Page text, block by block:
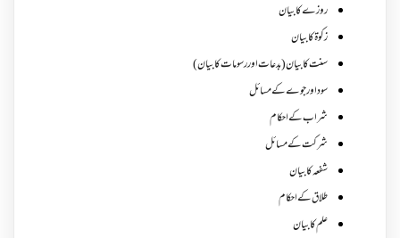
روزے کا بیان
زکوة کابیان
سنت کا بیان (بدعات اور رسومات کا بیان)
سود اور جوے کے مسائل
شراب کے احکام
شرکت کے مسائل
شفعہ کا بیان
طلاق کے احکام
علم کا بیان